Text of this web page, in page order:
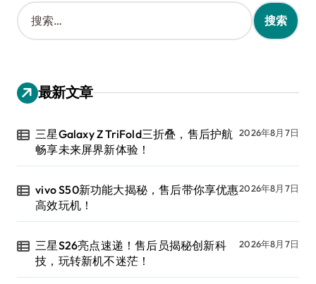
搜
索
：
最新文章
三星Galaxy Z TriFold三折叠，售后护航
畅享未来屏界新体验！
2026年8月7日
vivo S50新功能大揭秘，售后带你享优惠
高效玩机！
2026年8月7日
三星S26亮点速递！售后员揭秘创新科
技，玩转新机不迷茫！
2026年8月7日